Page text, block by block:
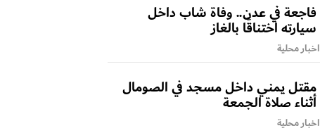
فاجعة في عدن.. وفاة شاب داخل
سيارته اختناقًا بالغاز
اخبار محلية
مقتل يمني داخل مسجد في الصومال
أثناء صلاة الجمعة
اخبار محلية